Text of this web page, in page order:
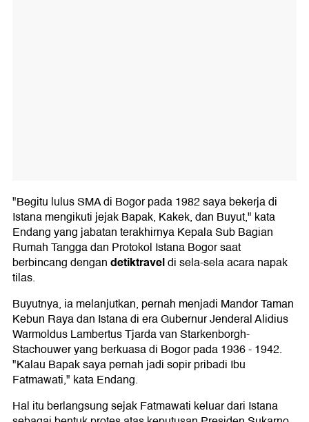
"Begitu lulus SMA di Bogor pada 1982 saya bekerja di
Istana mengikuti jejak Bapak, Kakek, dan Buyut," kata
Endang yang jabatan terakhirnya Kepala Sub Bagian
Rumah Tangga dan Protokol Istana Bogor saat
berbincang dengandetiktraveldi sela-sela acara napak
tilas.
Buyutnya, ia melanjutkan, pernah menjadi Mandor Taman
Kebun Raya dan Istana di era Gubernur Jenderal Alidius
Warmoldus Lambertus Tjarda van Starkenborgh-
Stachouwer yang berkuasa di Bogor pada 1936 - 1942.
"Kalau Bapak saya pernah jadi sopir pribadi Ibu
Fatmawati," kata Endang.
Hal itu berlangsung sejak Fatmawati keluar dari Istana